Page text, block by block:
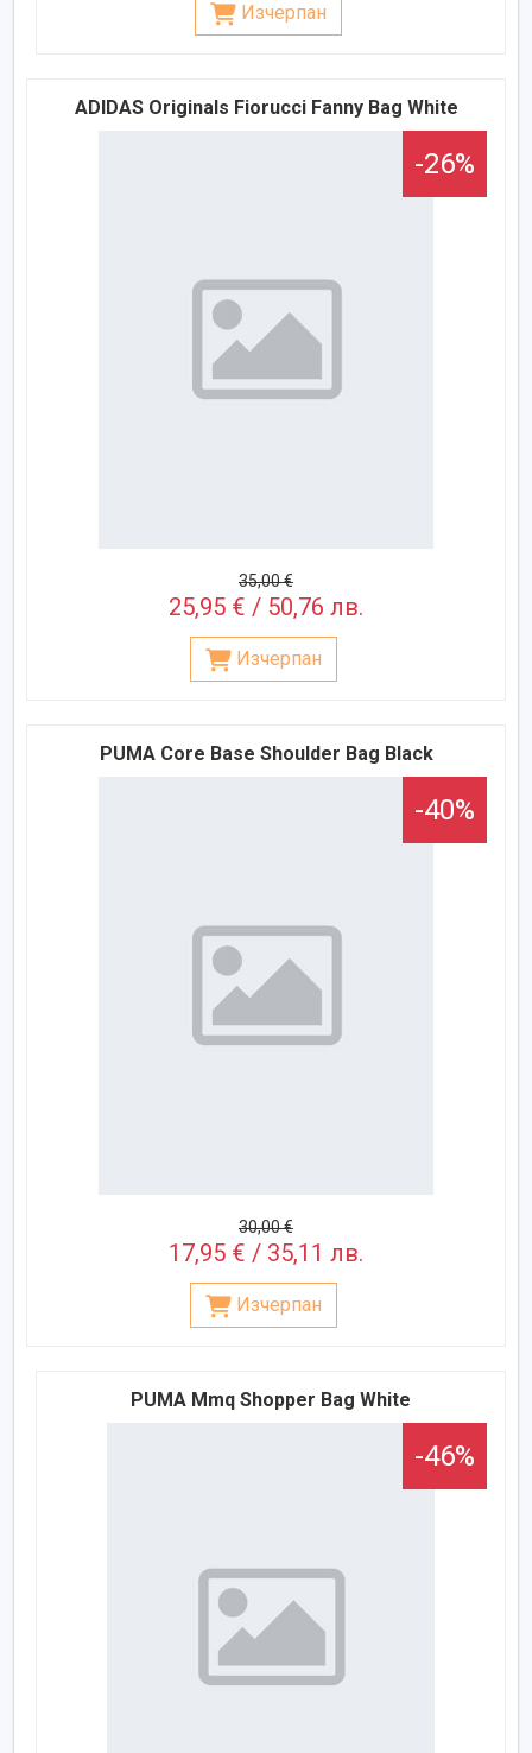
Изчерпан
ADIDAS Originals Fiorucci Fanny Bag White
-26%
35,00 €
25,95 € / 50,76 лв.
Изчерпан
PUMA Core Base Shoulder Bag Black
-40%
30,00 €
17,95 € / 35,11 лв.
Изчерпан
PUMA Mmq Shopper Bag White
-46%